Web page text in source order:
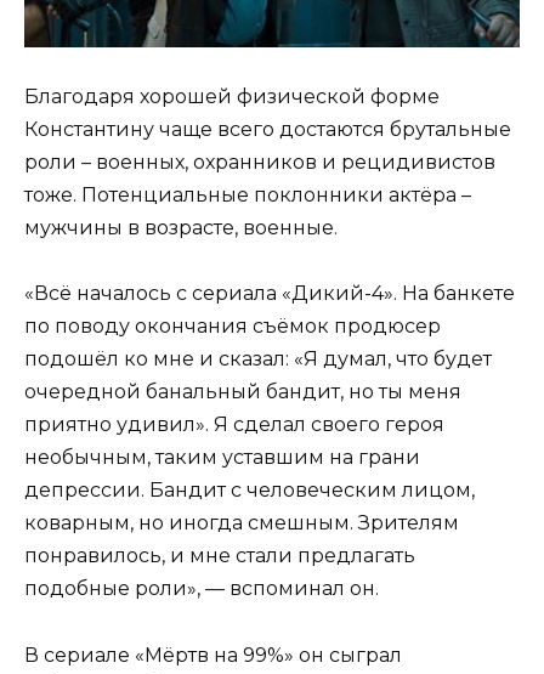
Благодаря хорошей физической форме
Константину чаще всего достаются брутальные
роли – военных, охранников и рецидивистов
тоже. Потенциальные поклонники актёра –
мужчины в возрасте, военные.
«Всё началось с сериала «Дикий-4». На банкете
по поводу окончания съёмок продюсер
подошёл ко мне и сказал: «Я думал, что будет
очередной банальный бандит, но ты меня
приятно удивил». Я сделал своего героя
необычным, таким уставшим на грани
депрессии. Бандит с человеческим лицом,
коварным, но иногда смешным. Зрителям
понравилось, и мне стали предлагать
подобные роли», — вспоминал он.
В сериале «Мёртв на 99%» он сыграл